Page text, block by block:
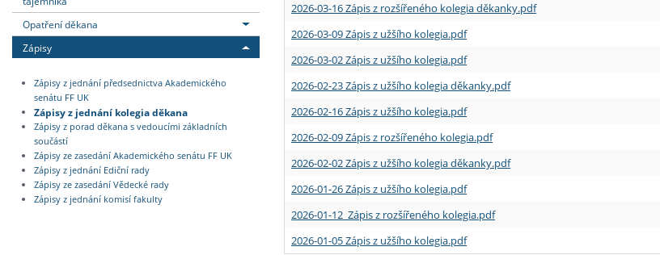
Opatření děkana
Zápisy
Zápisy z jednání předsednictva Akademického
senátu FF UK
Zápisy z jednání kolegia děkana
Zápisy z porad děkana s vedoucími základních
součástí
Zápisy ze zasedání Akademického senátu FF UK
Zápisy z jednání Ediční rady
Zápisy ze zasedání Vědecké rady
Zápisy z jednání komisí fakulty
2026-03-16 Zápis z rozšířeného kolegia děkanky.pdf
2026-03-09 Zápis z užšího kolegia.pdf
2026-03-02 Zápis z užšího kolegia.pdf
2026-02-23 Zápis z užšího kolegia děkanky.pdf
2026-02-16 Zápis z užšího kolegia.pdf
2026-02-09 Zápis z rozšířeného kolegia.pdf
2026-02-02 Zápis z užšího kolegia děkanky.pdf
2026-01-26 Zápis z užšího kolegia.pdf
2026-01-12 Zápis z rozšířeného kolegia.pdf
2026-01-05 Zápis z užšího kolegia.pdf